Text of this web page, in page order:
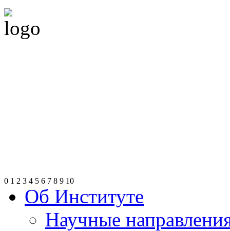
0 1 2 3 4 5 6 7 8 9 10
Об Институте
Научные